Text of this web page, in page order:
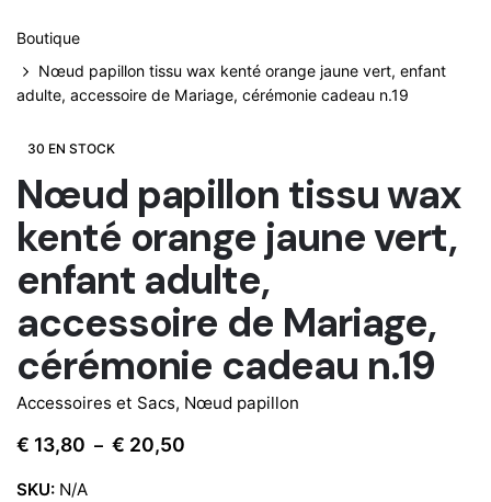
Boutique
Nœud papillon tissu wax kenté orange jaune vert, enfant
adulte, accessoire de Mariage, cérémonie cadeau n.19
30 EN STOCK
Nœud papillon tissu wax
kenté orange jaune vert,
enfant adulte,
accessoire de Mariage,
cérémonie cadeau n.19
Accessoires et Sacs, Nœud papillon
€ 13,80 – € 20,50
SKU: N/A